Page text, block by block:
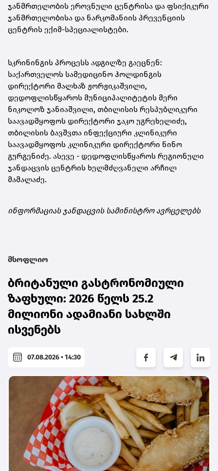
ჯანმრთელობის ეროვნული ცენტრისა და ფსიქიკური
ჯანმრთელობისა და ნარკომანიის პრევენციის
ცენტრის ექიმ-სპეციალისტები.
სკრინინგის პროცესს ადგილზე გაეცნენ:
საქართველოს სამედიცინო ჰოლდინგის
დირექტორი მალხაზ ჟორჟიკაშვილი,
დედოფლისწყაროს მუნიციპალიტეტის მერი
ნიკოლოზ ჯანიაშვილი, თბილისის რესპუბლიკური
საავადმყოფოს დირექტორი ჯაკო უგრეხელიძე,
თბილისის ბავშვთა ინფექციური კლინიკური
საავადმყოფოს კლინიკური დირექტორი ნინო
გურგენიძე. ასევე - დედოფლისწყაროს რეგიონული
ჯანდაცვის ცენტრის ხელმძღვანელი არჩილ
მამალაძე.
ინფორმაციას ჯანდაცვის სამინისტრო ავრცელებს
მსოფლიო
ბრიტანული გასტრონომიული
ზაფხული: 2026 წელს 25.2
მილიონი ადამიანი სახლში
ისვენებს
07.08.2026 • 14:30